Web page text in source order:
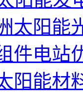
太阳能
件电站
阳能材